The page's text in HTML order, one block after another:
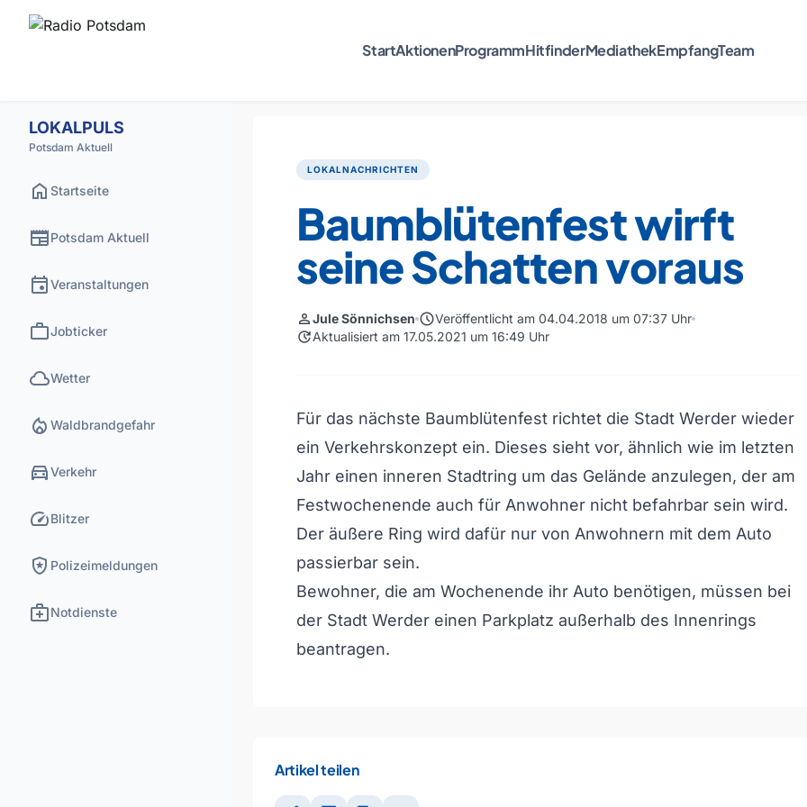
StartAktionenProgrammHitfinderMediathekEmpfangTeam
LOKALPULS
Potsdam Aktuell
home Startseite
newspaperPotsdam Aktuell
eventVeranstaltungen
workJobticker
cloudWetter
local_fire_department Waldbrandgefahr
directions_carVerkehr
speedBlitzer
local_police Polizeimeldungen
medical_servicesNotdienste
LOKALNACHRICHTEN
Baumblütenfest wirft
seine Schatten voraus
personJule Sönnichsen scheduleVeröffentlicht am 04.04.2018 um 07:37 Uhr
updateAktualisiert am 17.05.2021 um 16:49 Uhr
Für das nächste Baumblütenfest richtet die Stadt Werder wieder
ein Verkehrskonzept ein. Dieses sieht vor, ähnlich wie im letzten
Jahr einen inneren Stadtring um das Gelände anzulegen, der am
Festwochenende auch für Anwohner nicht befahrbar sein wird.
Der äußere Ring wird dafür nur von Anwohnern mit dem Auto
passierbar sein.
Bewohner, die am Wochenende ihr Auto benötigen, müssen bei
der Stadt Werder einen Parkplatz außerhalb des Innenrings
beantragen.
Artikel teilen